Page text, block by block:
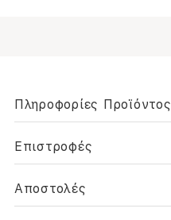
Πληροφορίες Προϊόντος
Επιστροφές
Αποστολές